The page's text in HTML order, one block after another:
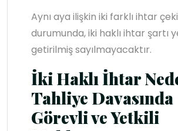
Aynı aya ilişkin iki farklı ihtar
durumunda, iki haklı ihtar şartı
getirilmiş sayılmayacaktır.
İki Haklı İhtar
Tahliye Davasında
Görevli ve Yetkili